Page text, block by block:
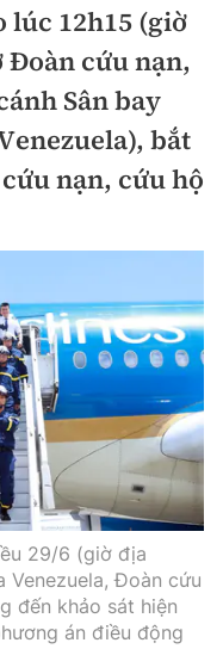
lúc 12h15 (giờ
cứu nạn,
Sân bay
bắt
nạn, cứu hộ
29/6 (giờ địa
Đoàn cứu
đến khảo sát hiện
án điều động